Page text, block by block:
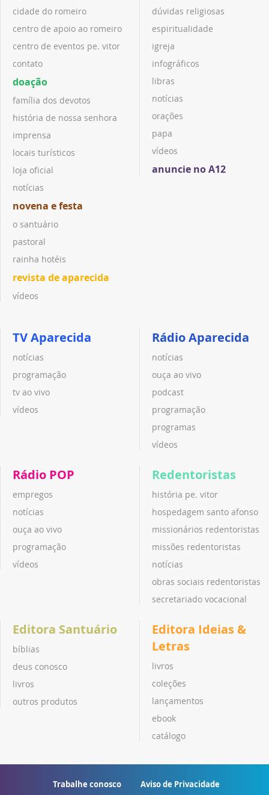
cidade do romeiro
centro de apoio ao romeiro
centro de eventos pe. vitor
contato
doação
família dos devotos
história de nossa senhora
imprensa
locais turísticos
loja oficial
notícias
novena e festa
o santuário
pastoral
rainha hotéis
revista de aparecida
vídeos
dúvidas religiosas
espiritualidade
igreja
infográficos
libras
notícias
orações
papa
vídeos
anuncie no A12
TV Aparecida
notícias
programação
tv ao vivo
vídeos
Rádio Aparecida
notícias
ouça ao vivo
podcast
programação
programas
vídeos
Rádio POP
empregos
notícias
ouça ao vivo
programação
vídeos
Redentoristas
história pe. vitor
hospedagem santo afonso
missionários redentoristas
missões redentoristas
notícias
obras sociais redentoristas
secretariado vocacional
Editora Santuário
bíblias
deus conosco
livros
outros produtos
Editora Ideias &
Letras
livros
coleções
lançamentos
ebook
catálogo
Trabalhe conosco Aviso de Privacidade